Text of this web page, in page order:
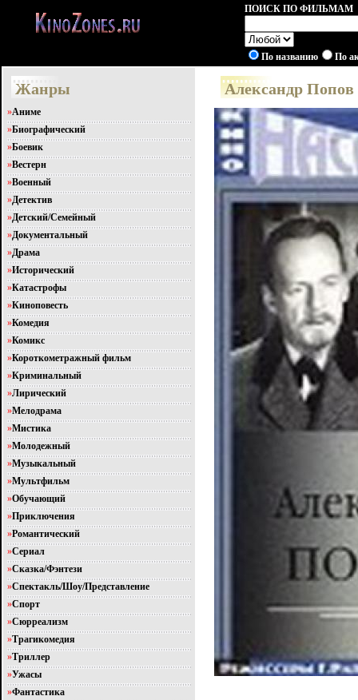
ПОИСК ПО ФИЛЬМАМ
По названию По
Жанры
»Аниме
»Биографический
»Боевик
»Вестерн
»Военный
»Детектив
»Детский/Семейный
»Документальный
»Драма
»Исторический
»Катастрофы
»Киноповесть
»Комедия
»Комикс
»Короткометражный фильм
»Криминальный
»Лирический
»Мелодрама
»Мистика
»Молодежный
»Музыкальный
»Мультфильм
»Обучающий
»Приключения
»Романтический
»Сериал
»Сказка/Фэнтези
»Спектакль/Шоу/Представление
»Спорт
»Сюрреализм
»Трагикомедия
»Триллер
»Ужасы
»Фантастика
Александр